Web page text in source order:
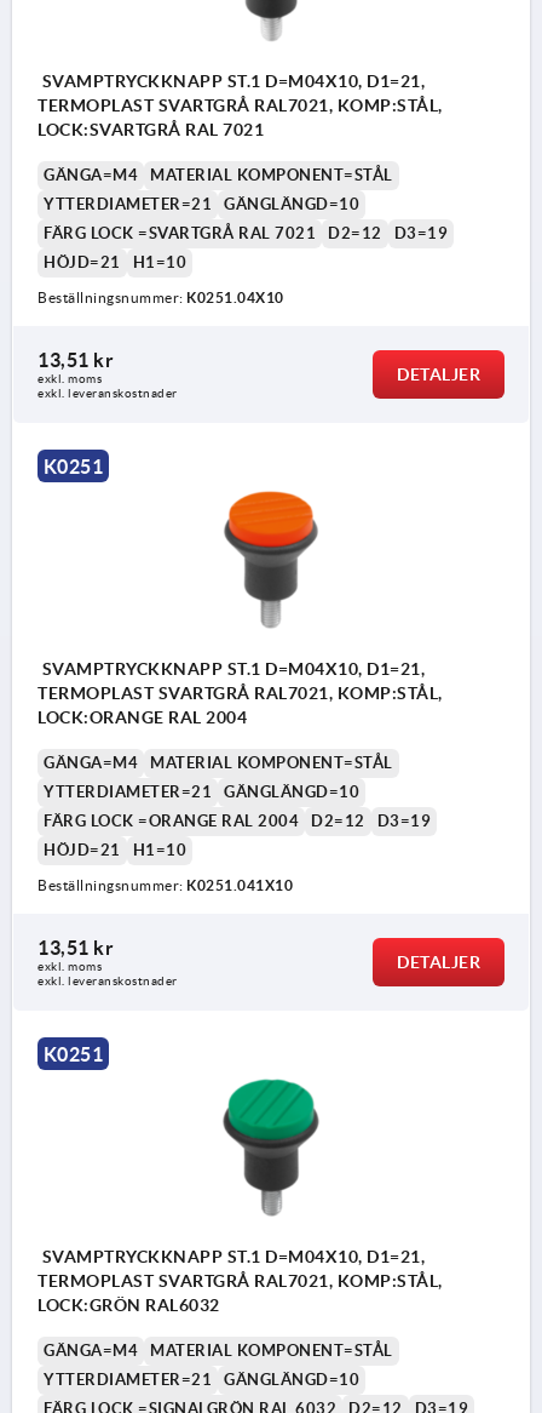
SVAMPTRYCKKNAPP ST.1 D=M04X10, D1=21,
TERMOPLAST SVARTGRÅ RAL7021, KOMP:STÅL,
LOCK:SVARTGRÅ RAL 7021
GÄNGA=M4
MATERIAL KOMPONENT=STÅL
YTTERDIAMETER=21
GÄNGLÄNGD=10
FÄRG LOCK =SVARTGRÅ RAL 7021
D2=12
D3=19
HÖJD=21
H1=10
Beställningsnummer: K0251.04X10
13,51 kr
exkl. moms
exkl. leveranskostnader
DETALJER
K0251
SVAMPTRYCKKNAPP ST.1 D=M04X10, D1=21,
TERMOPLAST SVARTGRÅ RAL7021, KOMP:STÅL,
LOCK:ORANGE RAL 2004
GÄNGA=M4
MATERIAL KOMPONENT=STÅL
YTTERDIAMETER=21
GÄNGLÄNGD=10
FÄRG LOCK =ORANGE RAL 2004
D2=12
D3=19
HÖJD=21
H1=10
Beställningsnummer: K0251.041X10
13,51 kr
exkl. moms
exkl. leveranskostnader
DETALJER
K0251
SVAMPTRYCKKNAPP ST.1 D=M04X10, D1=21,
TERMOPLAST SVARTGRÅ RAL7021, KOMP:STÅL,
LOCK:GRÖN RAL6032
GÄNGA=M4
MATERIAL KOMPONENT=STÅL
YTTERDIAMETER=21
GÄNGLÄNGD=10
FÄRG LOCK =SIGNALGRÖN RAL 6032
D2=12 D3=19